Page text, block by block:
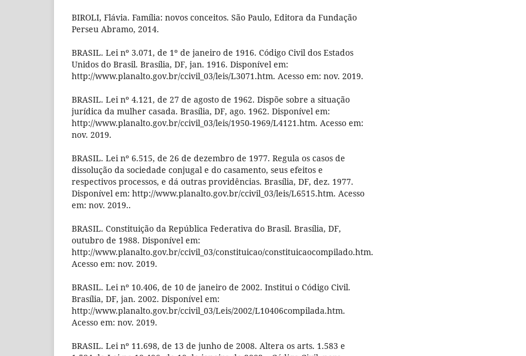
BIROLI, Flávia. Família: novos conceitos. São Paulo, Editora da Fundação
Perseu Abramo, 2014.
BRASIL. Lei nº 3.071, de 1º de janeiro de 1916. Código Civil dos Estados
Unidos do Brasil. Brasília, DF, jan. 1916. Disponível em:
http://www.planalto.gov.br/ccivil_03/leis/L3071.htm. Acesso em: nov. 2019.
BRASIL. Lei nº 4.121, de 27 de agosto de 1962. Dispõe sobre a situação
jurídica da mulher casada. Brasília, DF, ago. 1962. Disponível em:
http://www.planalto.gov.br/ccivil_03/leis/1950-1969/L4121.htm. Acesso em:
nov. 2019.
BRASIL. Lei nº 6.515, de 26 de dezembro de 1977. Regula os casos de
dissolução da sociedade conjugal e do casamento, seus efeitos e
respectivos processos, e dá outras providências. Brasília, DF, dez. 1977.
Disponível em: http://www.planalto.gov.br/ccivil_03/leis/L6515.htm. Acesso
em: nov. 2019..
BRASIL. Constituição da República Federativa do Brasil. Brasília, DF,
outubro de 1988. Disponível em:
http://www.planalto.gov.br/ccivil_03/constituicao/constituicaocompilado.htm.
Acesso em: nov. 2019.
BRASIL. Lei nº 10.406, de 10 de janeiro de 2002. Institui o Código Civil.
Brasília, DF, jan. 2002. Disponível em:
http://www.planalto.gov.br/ccivil_03/Leis/2002/L10406compilada.htm.
Acesso em: nov. 2019.
BRASIL. Lei nº 11.698, de 13 de junho de 2008. Altera os arts. 1.583 e